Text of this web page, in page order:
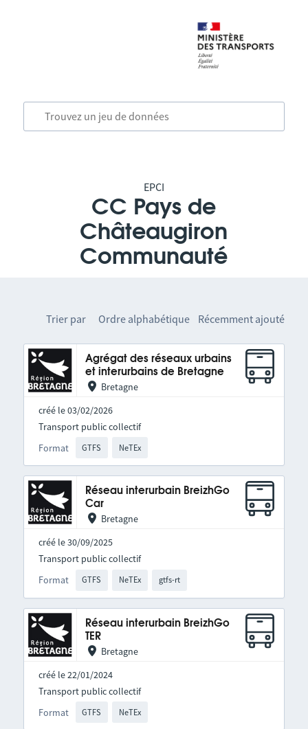
EPCI
CC Pays de
Châteaugiron
Communauté
Trier par Ordre alphabétique Récemment ajouté
Agrégat des réseaux urbains
et interurbains de Bretagne
Bretagne
créé le 03/02/2026
Format GTFS NeTEx
Transport public collectif
Réseau interurbain BreizhGo
Car
Bretagne
créé le 30/09/2025
Format GTFS NeTEx gtfs-rt
Transport public collectif
Réseau interurbain BreizhGo
TER
Bretagne
créé le 22/01/2024
Format GTFS NeTEx
Transport public collectif